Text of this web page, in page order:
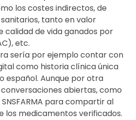
los costes indirectos, de
tanto en valor
calidad de vida ganados por
etc.
sería por ejemplo contar con
como historia clínica única
español. Aunque por otra
abiertas, como
para compartir al
los medicamentos verificados.